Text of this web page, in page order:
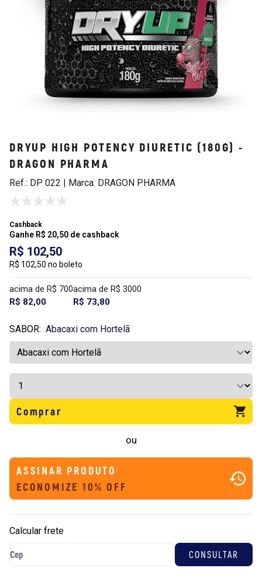
DRYUP HIGH POTENCY DIURETIC (180G) -
DRAGON PHARMA
Ref.: DP 022 | Marca: DRAGON PHARMA
Cashback
Ganhe R$ 20,50 de cashback
R$ 102,50
R$ 102,50 no boleto
acima de R$ 700
R$ 82,00
acima de R$ 3000
R$ 73,80
SABOR: Abacaxi com Hortelã
Comprar
ou
ASSINAR PRODUTO
ECONOMIZE 10% OFF
Calcular frete